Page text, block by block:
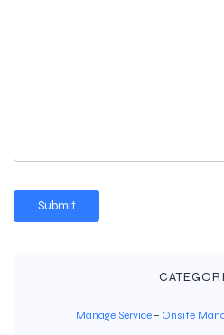
Manage Service – Onsite